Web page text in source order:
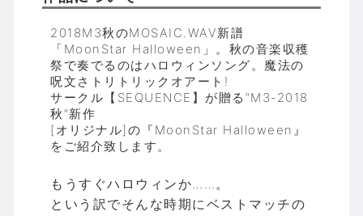
2018M3秋のMOSAIC.WAV新譜
「MoonStar Halloween」。秋の音楽収穫
祭で奏でるのはハロウィンソング。魔法の
呪文さトリトリックオアート!
サークル【SEQUENCE】が贈る“M3-2018
秋”新作
[オリジナル]の『MoonStar Halloween』
をご紹介致します。
もうすぐハロウィンか……。
という訳でそんな時期にベストマッチの